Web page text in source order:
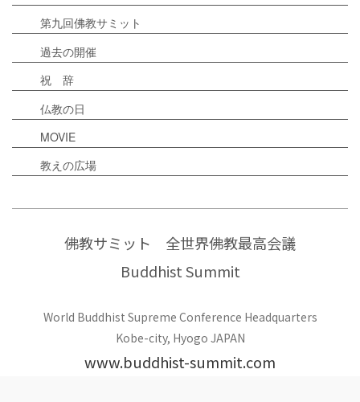
第九回佛教サミット
過去の開催
祝 辞
仏教の日
MOVIE
教えの広場
佛教サミット 全世界佛教最高会議
Buddhist Summit
World Buddhist Supreme Conference Headquarters
Kobe-city, Hyogo JAPAN
www.buddhist-summit.com